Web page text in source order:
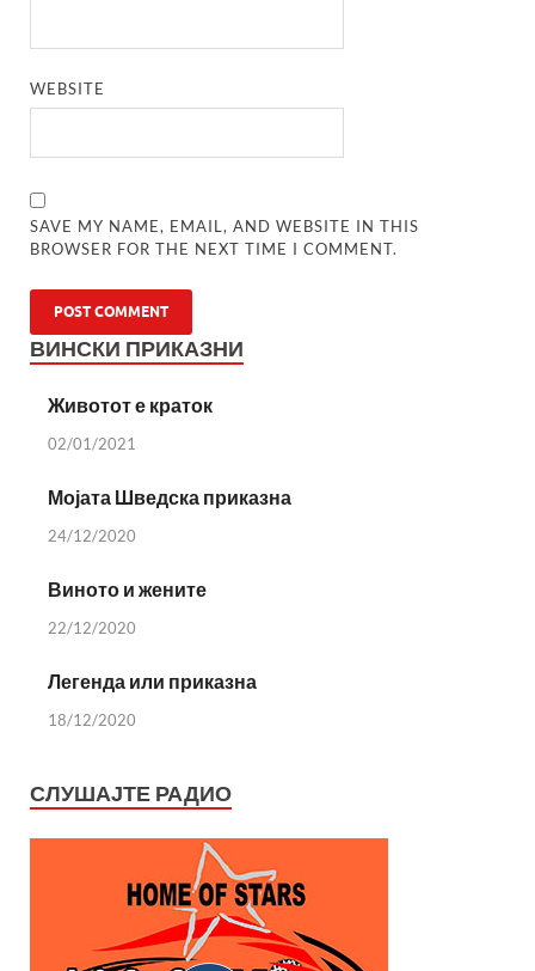
WEBSITE
SAVE MY NAME, EMAIL, AND WEBSITE IN THIS
BROWSER FOR THE NEXT TIME I COMMENT.
ВИНСКИ ПРИКАЗНИ
Животот е краток
02/01/2021
Мојата Шведска приказна
24/12/2020
Виното и жените
22/12/2020
Легенда или приказна
18/12/2020
СЛУШАЈТЕ РАДИО